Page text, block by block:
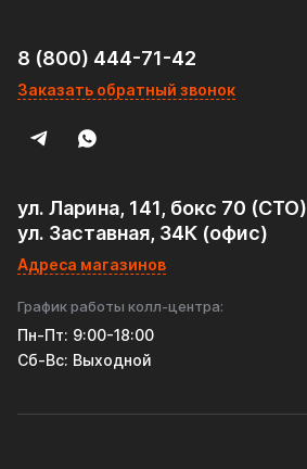
8 (800) 444-71-42
Заказать обратный звонок
ул. Ларина, 141, бокс 70 (СТО)
ул. Заставная, 34К (офис)
Адреса магазинов
График работы колл-центра:
Пн-Пт: 9:00-18:00
Cб-Вс: Выходной